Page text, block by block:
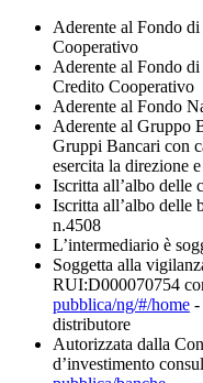
Aderente al Fondo
Cooperativo
Aderente al Fondo
Credito Cooperativo
Aderente al Fondo
Aderente al Gruppo
Gruppi Bancari con
esercita la direzione
Iscritta all’albo delle
Iscritta all’albo delle
n.4508
L’intermediario è
Soggetta alla
RUI:D000070754
pubblica/ng/#/home -
distributore
Autorizzata dalla
d’investimento